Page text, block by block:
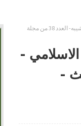
الغلط على ضوء مقتضيات القانون الموريتاني والفقه الاسلامي - الأستاذ محمد المختار بشيبه- العدد 38 من مجلة
-
الباحث -